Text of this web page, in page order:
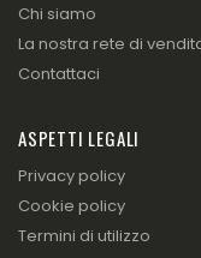
Chi siamo
La nostra rete di
Contattaci
ASPETTI LEGALI
Privacy policy
Cookie policy
Termini di utilizzo